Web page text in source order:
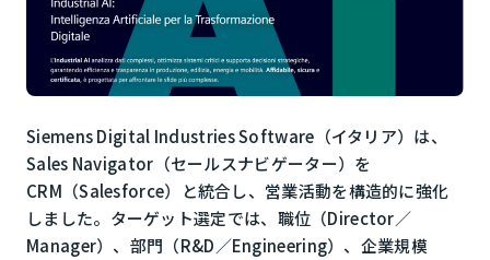
Siemens Digital Industries Software （イタリア）は、
Sales Navigator（セールスナビゲーター）を
CRM（Salesforce）と統合し、営業活動を構造的に強化
しました。ターゲット選定では、職位（Director／
Manager）、部門（R&D／Engineering）、企業規模